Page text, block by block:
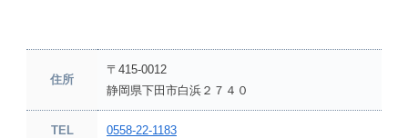
住所
〒415-0012
静岡県下田市白浜２７４０
TEL 0558-22-1183